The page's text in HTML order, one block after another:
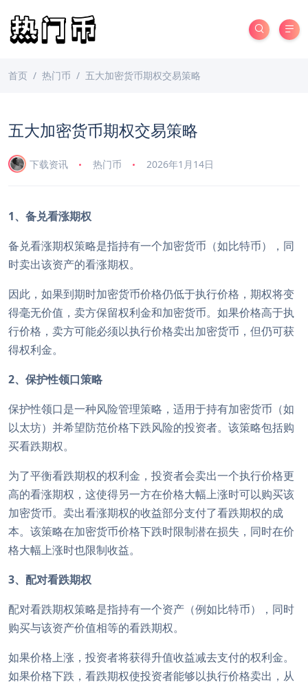
首页 热门币 五大加密货币期权交易策略
五大加密货币期权交易策略
下载资讯 热门币 2026年1月14日
1、备兑看涨期权
备兑看涨期权策略是指持有一个加密货币（如比特币），同
时卖出该资产的看涨期权。
因此，如果到期时加密货币价格仍低于执行价格，期权将变
得毫无价值，卖方保留权利金和加密货币。如果价格高于执
行价格，卖方可能必须以执行价格卖出加密货币，但仍可获
得权利金。
2、保护性领口策略
保护性领口是一种风险管理策略，适用于持有加密货币（如
以太坊）并希望防范价格下跌风险的投资者。该策略包括购
买看跌期权。
为了平衡看跌期权的权利金，投资者会卖出一个执行价格更
高的看涨期权，这使得另一方在价格大幅上涨时可以购买该
加密货币。卖出看涨期权的收益部分支付了看跌期权的成
本。该策略在加密货币价格下跌时限制潜在损失，同时在价
格大幅上涨时也限制收益。
3、配对看跌期权
配对看跌期权策略是指持有一个资产（例如比特币），同时
购买与该资产价值相等的看跌期权。
如果价格上涨，投资者将获得升值收益减去支付的权利金。
如果价格下跌，看跌期权使投资者能够以执行价格卖出，从